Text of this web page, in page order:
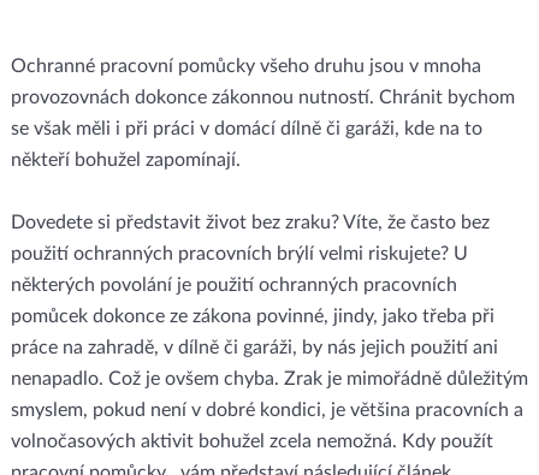
Ochranné pracovní pomůcky všeho druhu jsou v mnoha
provozovnách dokonce zákonnou nutností. Chránit bychom
se však měli i při práci v domácí dílně či garáži, kde na to
někteří bohužel zapomínají.
Dovedete si představit život bez zraku? Víte, že často bez
použití ochranných pracovních brýlí velmi riskujete? U
některých povolání je použití ochranných pracovních
pomůcek dokonce ze zákona povinné, jindy, jako třeba při
práce na zahradě, v dílně či garáži, by nás jejich použití ani
nenapadlo. Což je ovšem chyba. Zrak je mimořádně důležitým
smyslem, pokud není v dobré kondici, je většina pracovních a
volnočasových aktivit bohužel zcela nemožná. Kdy použít